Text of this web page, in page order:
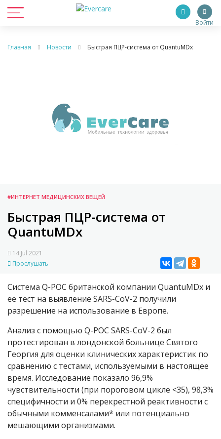
Войти
Главная Новости Быстрая ПЦР-система от QuantuMDx
#ИНТЕРНЕТ МЕДИЦИНСКИХ ВЕЩЕЙ
Быстрая ПЦР-система от
QuantuMDx
14 Jul 2021
Прослушать
Система Q-POC британской компании QuantuMDx и
ее тест на выявление SARS-CoV-2 получили
разрешение на использование в Европе.
Анализ с помощью Q-POC SARS-CoV-2 был
протестирован в лондонской больнице Святого
Георгия для оценки клинических характеристик по
сравнению с тестами, используемыми в настоящее
время. Исследование показало 96,9%
чувствительности (при пороговом цикле <35), 98,3%
специфичности и 0% перекрестной реактивности с
обычными комменсалами* или потенциально
мешающими организмами.